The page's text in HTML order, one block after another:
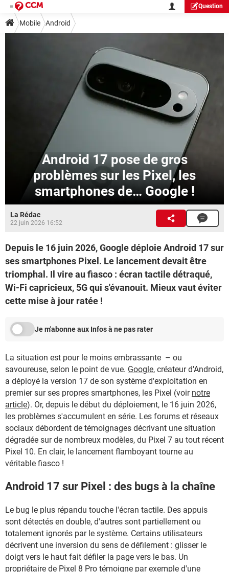
Question
Mobile Android
Android 17 pose de gros
problèmes sur les Pixel, les
smartphones de… Google !
La Rédac
22 juin 2026 16:52
Depuis le 16 juin 2026, Google déploie Android 17 sur
ses smartphones Pixel. Le lancement devait être
triomphal. Il vire au fiasco : écran tactile détraqué,
Wi-Fi capricieux, 5G qui s'évanouit. Mieux vaut éviter
cette mise à jour ratée !
Je m'abonne aux Infos à ne pas rater
La situation est pour le moins embrassante – ou
savoureuse, selon le point de vue. Google, créateur d'Android,
a déployé la version 17 de son système d'exploitation en
premier sur ses propres smartphones, les Pixel (voir notre
article). Or, depuis le début du déploiement, le 16 juin 2026,
les problèmes s'accumulent en série. Les forums et réseaux
sociaux débordent de témoignages décrivant une situation
dégradée sur de nombreux modèles, du Pixel 7 au tout récent
Pixel 10. En clair, le lancement flamboyant tourne au
véritable fiasco !
Android 17 sur Pixel : des bugs à la chaîne
Le bug le plus répandu touche l'écran tactile. Des appuis
sont détectés en double, d'autres sont partiellement ou
totalement ignorés par le système. Certains utilisateurs
décrivent une inversion du sens de défilement : glisser le
doigt vers le haut fait défiler la page vers le bas. Un
propriétaire de Pixel 8 Pro témoigne par exemple d'une